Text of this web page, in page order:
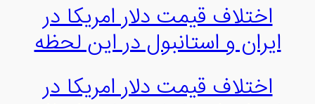
اختلاف قیمت دلار امریکا در
ایران و استانبول در این لحظه
اختلاف قیمت دلار امریکا در